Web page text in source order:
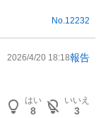
No.12232
2026/4/20 18:18報告
はい
8
いいえ
3